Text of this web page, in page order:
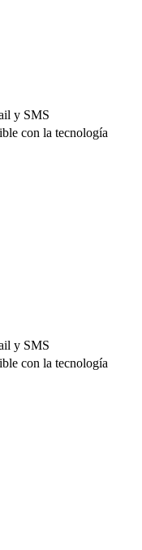
y SMS
con la tecnología
y SMS
con la tecnología